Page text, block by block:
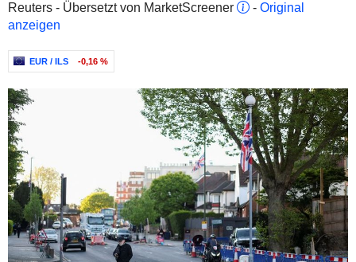
Reuters - Übersetzt von MarketScreener
- Original
anzeigen
EUR / ILS -0,16 %